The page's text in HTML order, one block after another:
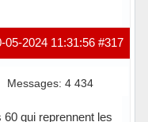
#317
05-2024 11:31:56
Messages: 4 434
qui reprennent les